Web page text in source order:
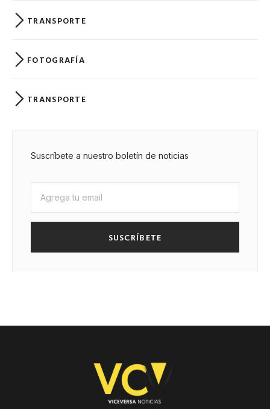
TRANSPORTE
FOTOGRAFÍA
TRANSPORTE
Suscríbete a nuestro boletín de noticias
SUSCRÍBETE